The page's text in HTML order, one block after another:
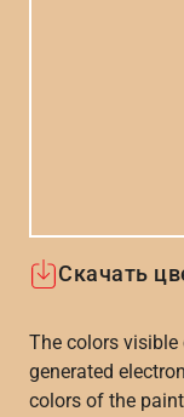
Скачать
The colors visible
generated
colors of the